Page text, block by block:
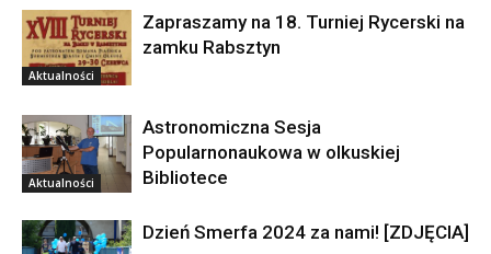
Aktualności
Zapraszamy na 18. Turniej Rycerski na
zamku Rabsztyn
Aktualności
Astronomiczna Sesja
Popularnonaukowa w olkuskiej
Bibliotece
Dzień Smerfa 2024 za nami! [ZDJĘCIA]